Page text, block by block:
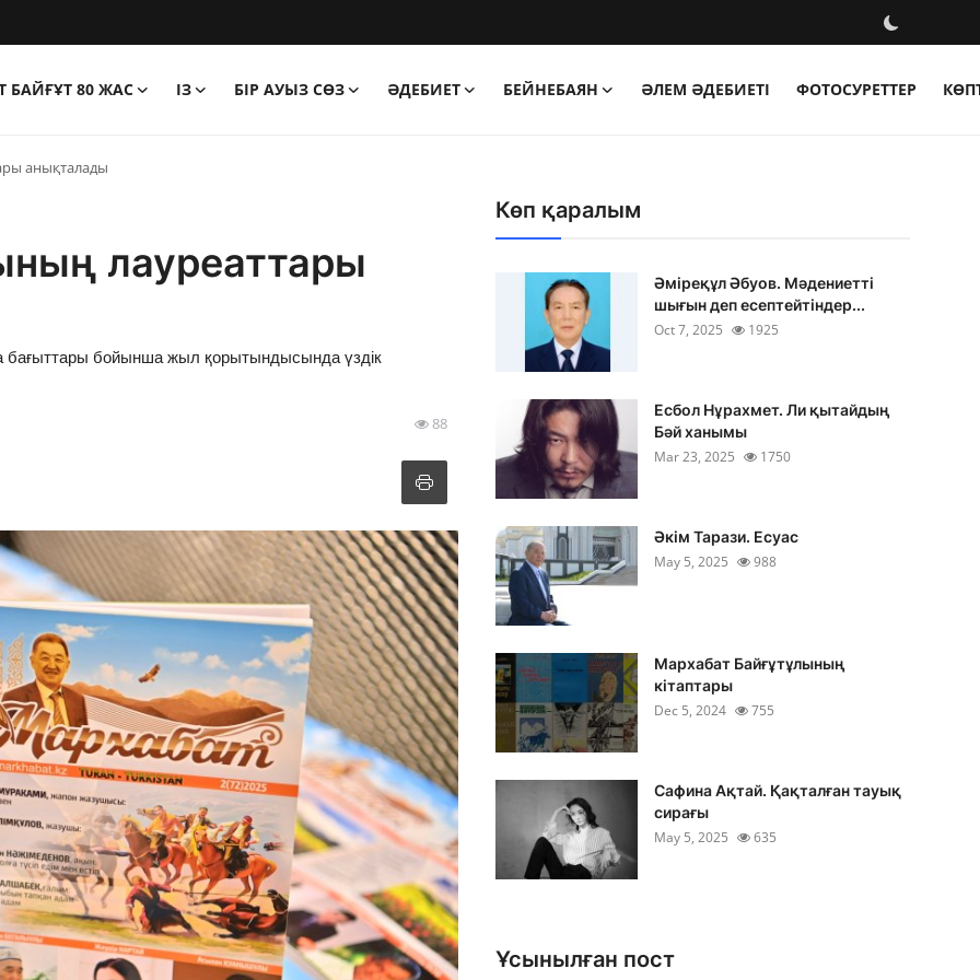
БАЙҒҰТ 80 ЖАС ІЗ БІР АУЫЗ СӨЗ ӘДЕБИЕТ БЕЙНЕБАЯН ӘЛЕМ ӘДЕБИЕТІ ФОТОСУРЕТТЕР
анықталады
лауреаттары
бағыттары бойынша жыл қорытындысында үздік
88
Көп қаралым
Әміреқұл Әбуов. Мәдениетті
шығын деп есептейтіндер...
Oct 7, 2025
1925
Есбол Нұрахмет. Ли қытайдың
Бәй ханымы
Mar 23, 2025
1750
Әкім Тарази. Есуас
May 5, 2025
988
Мархабат Байғұтұлының
кітаптары
Dec 5, 2024
755
Сафина Ақтай. Қақталған тауық
сирағы
May 5, 2025
635
Ұсынылған пост